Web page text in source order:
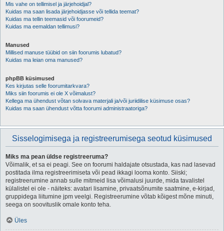
Mis vahe on tellimisel ja järjehoidjal?
Kuidas ma saan lisada järjehoidjasse või tellida teemat?
Kuidas ma tellin teemasid või foorumeid?
Kuidas ma eemaldan tellimusi?
Manused
Millised manuse tüübid on siin foorumis lubatud?
Kuidas ma leian oma manused?
phpBB küsimused
Kes kirjutas selle foorumitarkvara?
Miks siin foorumis ei ole X võimalust?
Kellega ma ühendust võtan solvava materjali ja/või juriidilise küsimuse osas?
Kuidas ma saan ühendust võtta foorumi administraatoriga?
Sisselogimisega ja registreerumisega seotud küsimused
Miks ma pean üldse registreeruma?
Võimalik, et sa ei peagi. See on foorumi haldajate otsustada, kas nad lasevad
postitada ilma registreerimiseta või pead ikkagi looma konto. Siiski;
registreerumine annab sulle mitmeid lisa võimalusi juurde, mida tavalistel
külalistel ei ole - näiteks: avatari lisamine, privaatsõnumite saatmine, e-kirjad,
gruppidega liitumine jpm veelgi. Registreerumine võtab kõigest mõne minuti,
seega on soovituslik omale konto teha.
Üles